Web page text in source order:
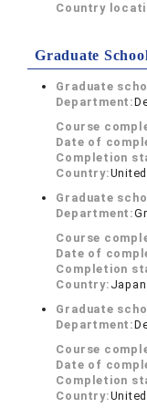
Country
Graduate
Graduate
Department:
Course
Date of
Completion
Country:
Graduate
Department:
Course
Date of
Completion
Country: Japan
Graduate
Department:
Course
Date of
Completion
Country: